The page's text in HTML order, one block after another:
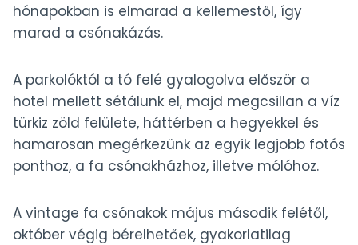
hónapokban is elmarad a kellemestől, így
marad a csónakázás.
A parkolóktól a tó felé gyalogolva először a
hotel mellett sétálunk el, majd megcsillan a víz
türkiz zöld felülete, háttérben a hegyekkel és
hamarosan megérkezünk az egyik legjobb fotós
ponthoz, a fa csónakházhoz, illetve mólóhoz.
A vintage fa csónakok május második felétől,
október végig bérelhetőek, gyakorlatilag